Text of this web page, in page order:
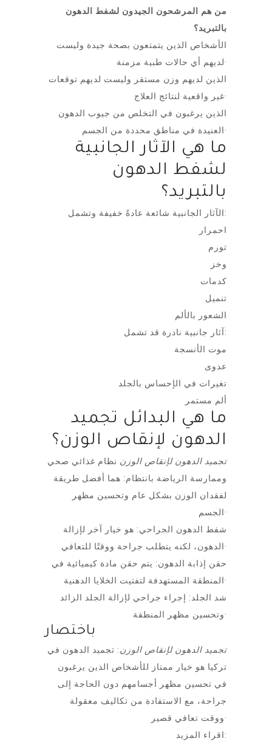
من هم المرشحون الجيدون لشفط الدهون
بالتبريد؟
الأشخاص الذين يتمتعون بصحة جيدة وليست
لديهم أي حالات طبية مزمنة·
الذين لديهم وزن مستقر وليست لديهم توقعات
غير واقعية لنتائج العلاج·
الذين يرغبون في التخلص من جيوب الدهون
العنيدة في مناطق محددة من الجسم·
ما هي الآثار الجانبية
لشفط الدهون
بالتبريد؟
الآثار الجانبية شائعة عادةً خفيفة وتشمل:
احمرار
تورم
وخز
كدمات
تنميل
الشعور بالألم
آثار جانبية نادرة قد تشمل:
موت الأنسجة
عدوى
تغيرات في الإحساس بالجلد
ألم مستمر
ما هي البدائل تجميد
الدهون لإنقاص الوزن؟
تجميد الدهون لإنقاص الوزن نظام غذائي صحي
وممارسة الرياضة بانتظام: هما أفضل طريقة
لفقدان الوزن بشكل عام وتحسين مظهر
الجسم·
شفط الدهون الجراحي: هو خيار آخر لإزالة
الدهون، لكنه يتطلب جراحة ووقتًا للتعافي·
حقن إذابة الدهون: يتم حقن مادة كيميائية في
المنطقة المستهدفة لتفتيت الخلايا الدهنية·
شد الجلد: إجراء جراحي لإزالة الجلد الزائد
وتحسين مظهر المنطقة·
باختصار
تجميد الدهون لإنقاص الوزن: تجميد الدهون في
تركيا هو خيار ممتاز للأشخاص الذين يرغبون
في تحسين مظهر أجسامهم دون الحاجة إلى
جراحة، مع الاستفادة من تكاليف معقولة
ووقت تعافي قصير·
اقراء المزيد: